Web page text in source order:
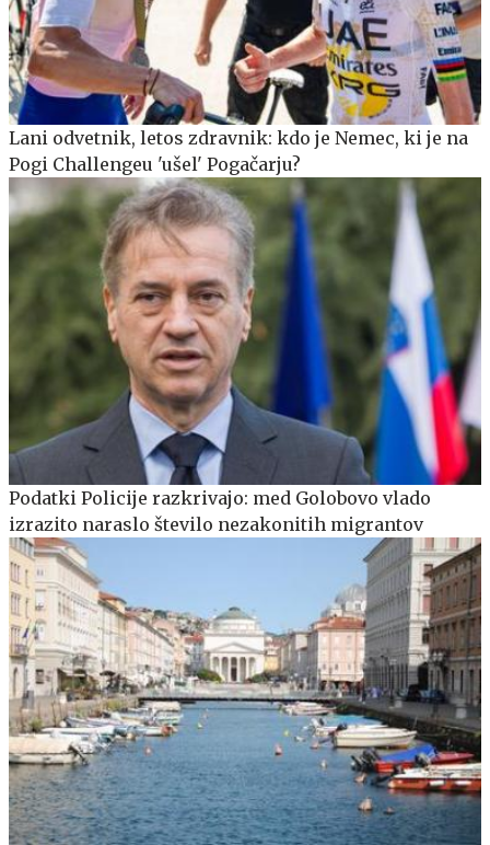
Lani odvetnik, letos zdravnik: kdo je Nemec, ki je na
Pogi Challengeu 'ušel' Pogačarju?
Podatki Policije razkrivajo: med Golobovo vlado
izrazito naraslo število nezakonitih migrantov